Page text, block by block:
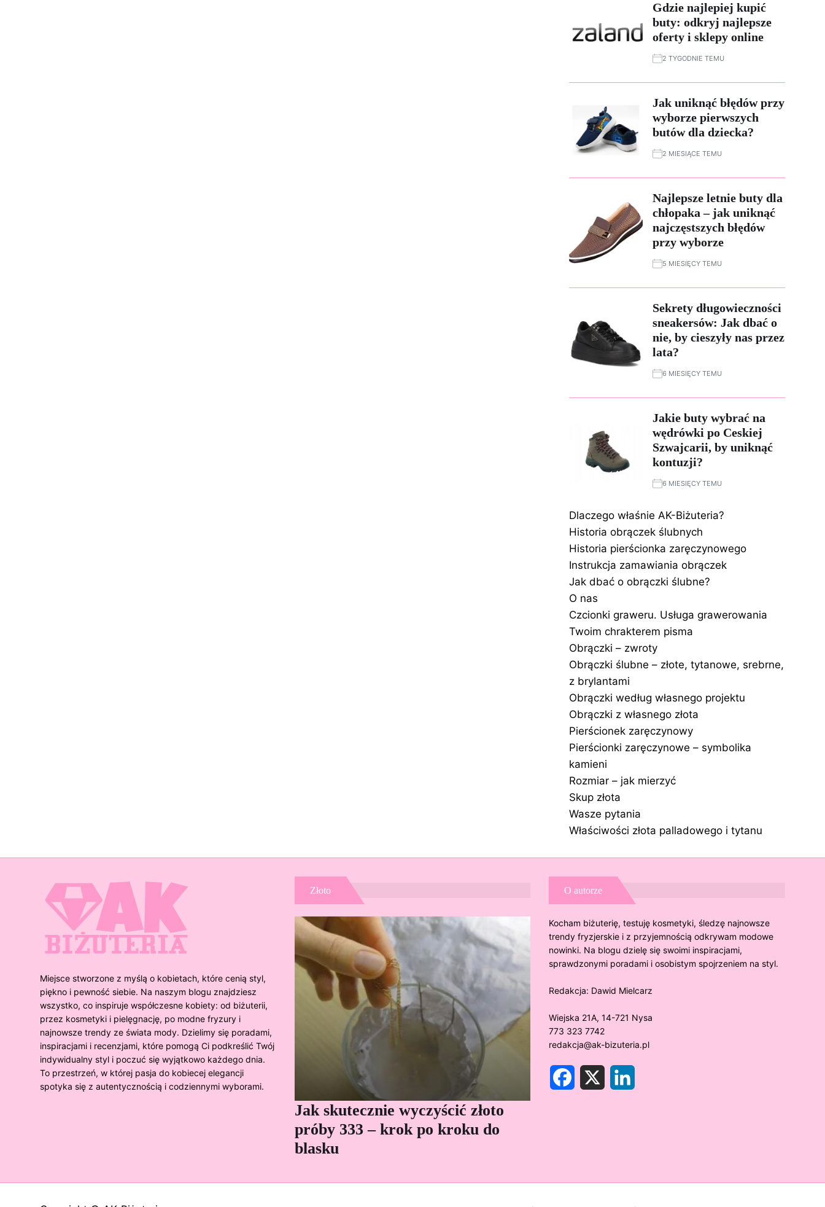
Gdzie najlepiej kupić
buty: odkryj najlepsze
oferty i sklepy online
2 TYGODNIE TEMU
Jak uniknąć błędów przy
wyborze pierwszych
butów dla dziecka?
2 MIESIĄCE TEMU
Najlepsze letnie buty dla
chłopaka – jak uniknąć
najczęstszych błędów
przy wyborze
5 MIESIĘCY TEMU
Sekrety długowieczności
sneakersów: Jak dbać o
nie, by cieszyły nas przez
lata?
6 MIESIĘCY TEMU
Jakie buty wybrać na
wędrówki po Ceskiej
Szwajcarii, by uniknąć
kontuzji?
6 MIESIĘCY TEMU
Dlaczego właśnie AK-Biżuteria?
Historia obrączek ślubnych
Historia pierścionka zaręczynowego
Instrukcja zamawiania obrączek
Jak dbać o obrączki ślubne?
O nas
Czcionki graweru. Usługa grawerowania
Twoim chrakterem pisma
Obrączki – zwroty
Obrączki ślubne – złote, tytanowe, srebrne,
z brylantami
Obrączki według własnego projektu
Obrączki z własnego złota
Pierścionek zaręczynowy
Pierścionki zaręczynowe – symbolika
kamieni
Rozmiar – jak mierzyć
Skup złota
Wasze pytania
Właściwości złota palladowego i tytanu
Miejsce stworzone z myślą o kobietach, które cenią styl,
piękno i pewność siebie. Na naszym blogu znajdziesz
wszystko, co inspiruje współczesne kobiety: od biżuterii,
przez kosmetyki i pielęgnację, po modne fryzury i
najnowsze trendy ze świata mody. Dzielimy się poradami,
inspiracjami i recenzjami, które pomogą Ci podkreślić Twój
indywidualny styl i poczuć się wyjątkowo każdego dnia.
To przestrzeń, w której pasja do kobiecej elegancji
spotyka się z autentycznością i codziennymi wyborami.
Złoto
Jak skutecznie wyczyścić złoto
próby 333 – krok po kroku do
blasku
O autorze
Kocham biżuterię, testuję kosmetyki, śledzę najnowsze
trendy fryzjerskie i z przyjemnością odkrywam modowe
nowinki. Na blogu dzielę się swoimi inspiracjami,
sprawdzonymi poradami i osobistym spojrzeniem na styl.
Redakcja: Dawid Mielcarz
Wiejska 21A, 14-721 Nysa
773 323 7742
redakcja@ak-bizuteria.pl
X